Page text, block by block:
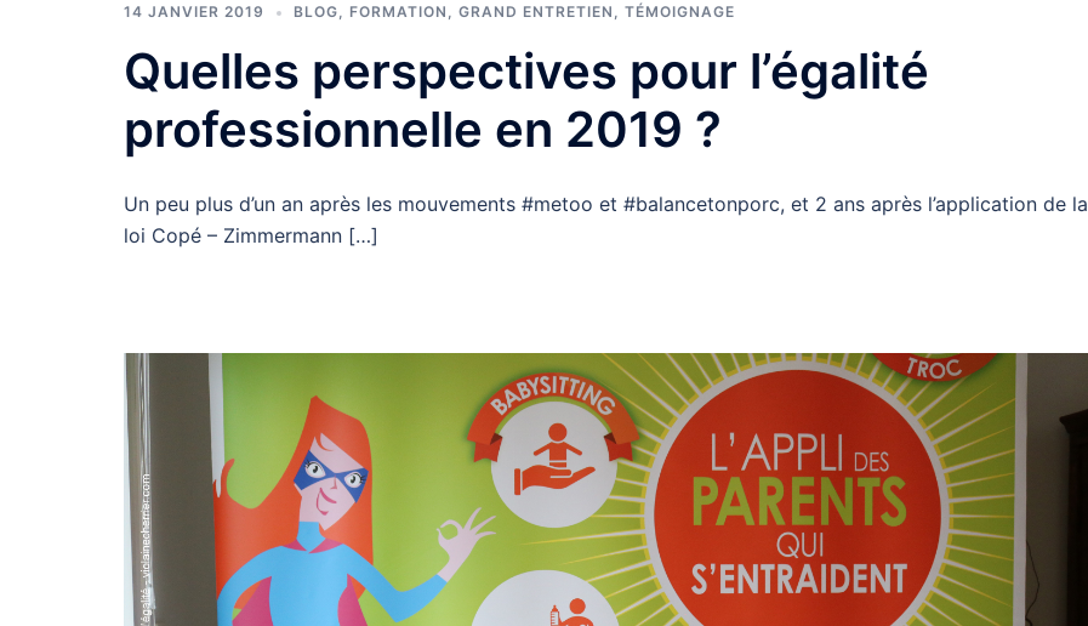
14 JANVIER 2019 BLOG, FORMATION , GRAND ENTRETIEN , TÉMOIGNAGE
Quelles perspectives pour l’égalité
professionnelle en 2019 ?
Un peu plus d’un an après les mouvements #metoo et #balancetonporc, et 2 ans après l’application de la
loi Copé – Zimmermann […]